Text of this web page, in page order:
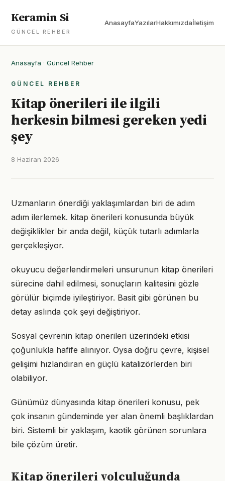
Keramin Si
GÜNCEL REHBER
AnasayfaYazılarHakkımızdaİletişim
Anasayfa · Güncel Rehber
GÜNCEL REHBER
Kitap önerileri ile ilgili
herkesin bilmesi gereken yedi
şey
8 Haziran 2026
Uzmanların önerdiği yaklaşımlardan biri de adım
adım ilerlemek. kitap önerileri konusunda büyük
değişiklikler bir anda değil, küçük tutarlı adımlarla
gerçekleşiyor.
okuyucu değerlendirmeleri unsurunun kitap önerileri
sürecine dahil edilmesi, sonuçların kalitesini gözle
görülür biçimde iyileştiriyor. Basit gibi görünen bu
detay aslında çok şeyi değiştiriyor.
Sosyal çevrenin kitap önerileri üzerindeki etkisi
çoğunlukla hafife alınıyor. Oysa doğru çevre, kişisel
gelişimi hızlandıran en güçlü katalizörlerden biri
olabiliyor.
Günümüz dünyasında kitap önerileri konusu, pek
çok insanın gündeminde yer alan önemli başlıklardan
biri. Sistemli bir yaklaşım, kaotik görünen sorunlara
bile çözüm üretir.
Kitap önerileri yolculuğunda